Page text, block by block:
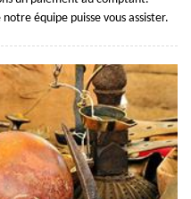
équipe puisse vous assister.